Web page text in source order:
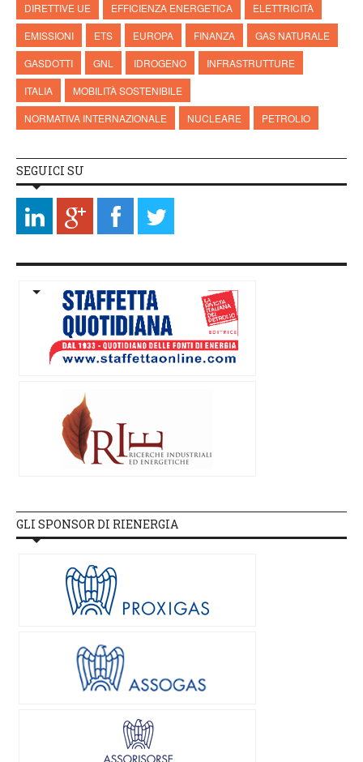
DIRETTIVE UE
EFFICIENZA ENERGETICA
ELETTRICITÀ
EMISSIONI
ETS EUROPA FINANZA
GAS NATURALE
GASDOTTI
GNL IDROGENO
INFRASTRUTTURE
ITALIA
MOBILITÀ SOSTENIBILE
NORMATIVA INTERNAZIONALE
NUCLEARE PETROLIO
SEGUICI SU
GLI SPONSOR DI RIENERGIA